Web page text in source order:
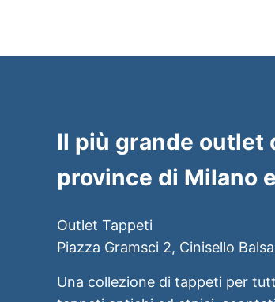
Il più grande outlet
province di Milano
Outlet Tappeti
Piazza Gramsci 2, Cinisello
Una collezione di tappeti per